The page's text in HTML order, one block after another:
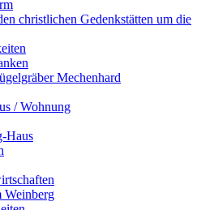
christlichen Gedenkstätten um die
Mechenhard
/ Wohnung
Haus
Weinberg